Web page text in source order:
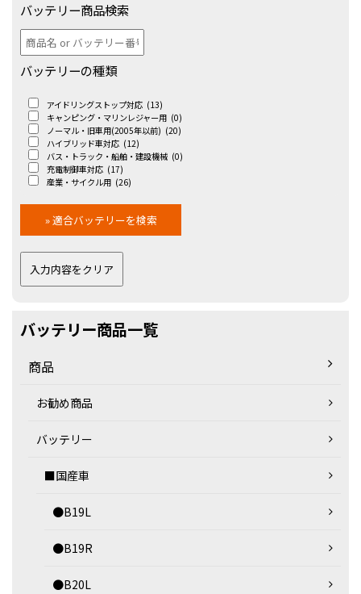
バッテリー商品検索
バッテリーの種類
アイドリングストップ対応 (13)
キャンピング・マリンレジャー用 (0)
ノーマル・旧車用(2005年以前) (20)
ハイブリッド車対応 (12)
バス・トラック・船舶・建設機械 (0)
充電制御車対応 (17)
産業・サイクル用 (26)
バッテリー商品一覧
商品
お勧め商品
バッテリー
■国産車
●B19L
●B19R
●B20L